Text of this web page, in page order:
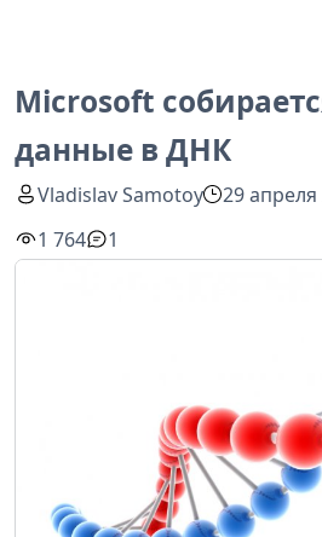
Microsoft
данные в ДНК
Vladislav Samotoy
29 апреля
1 764
1